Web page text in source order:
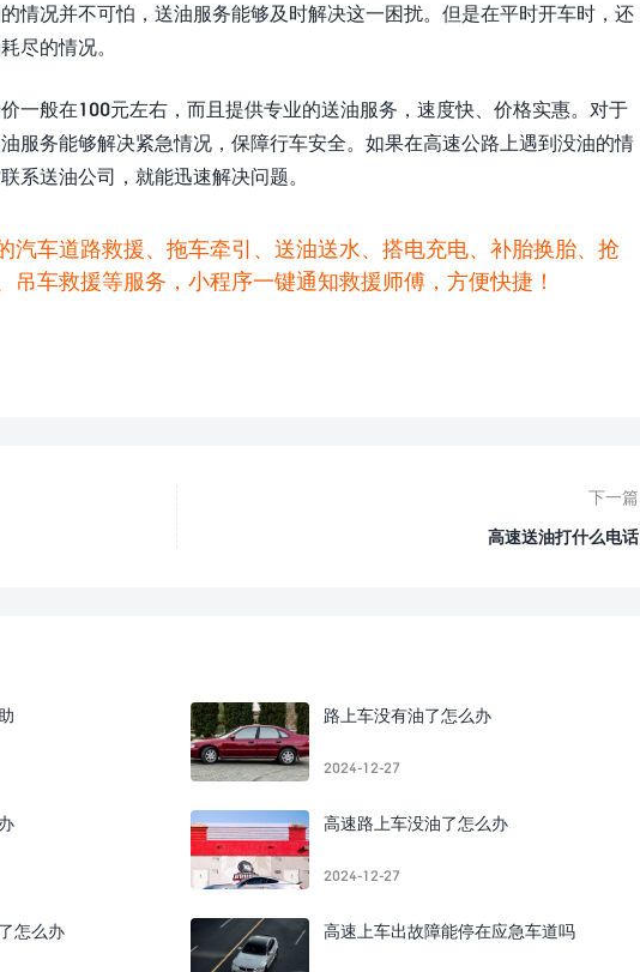
情况并不可怕，送油服务能够及时解决这一困扰。但是在平时开车时，还
尽的情况。
一般在100元左右，而且提供专业的送油服务，速度快、价格实惠。对于
服务能够解决紧急情况，保障行车安全。如果在高速公路上遇到没油的情
系送油公司，就能迅速解决问题。
汽车道路救援、拖车牵引、送油送水、搭电充电、补胎换胎、抢
吊车救援等服务，小程序一键通知救援师傅，方便快捷！
下一篇
高速送油打什么电话
路上车没有油了怎么办
2024-12-27
高速路上车没油了怎么办
2024-12-27
怎么办 高速上车出故障能停在应急车道吗